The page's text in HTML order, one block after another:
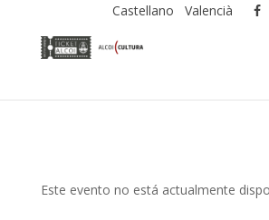
Castellano Valencià
Este evento no está actualmente